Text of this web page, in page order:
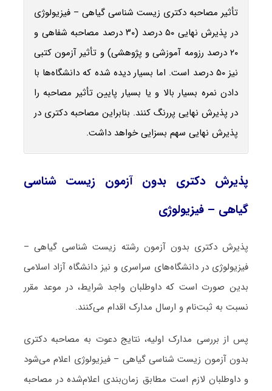
تأثیر مصاحبه دکتری زیست ‌شناسی گیاهی – فیزیولوژی
در پذیرش نهایی ۵۰ درصد (۳۰ درصد مصاحبه شفاهی و
۲۰ درصد رزومه آموزشی و پژوهشی) و تأثیر آزمون کتبی
نیز ۵۰ درصد است. اما بسیار دیده شده که دانشگاه‌ها با
دادن نمره بسیار بالا و یا بسیار پایین تأثیر مصاحبه را
در پذیرش نهایی پررنگ کنند. بنابراین مصاحبه دکتری در
پذیرش نهایی سهم بسزایی خواهد داشت.
پذیرش دکتری بدون آزمون زیست ‌شناسی
گیاهی – فیزیولوژی
پذیرش دکتری بدون آزمون رشته زیست ‌شناسی گیاهی –
فیزیولوژی در دانشگاه‌های سراسری و نیز دانشگاه آزاد اسلامی
بدین صورت است که داوطلبان واجد شرایط، در موعد مقرر
نسبت به ثبت‌نام و ارسال مدارک اقدام می‌کنند.
پس از بررسی مدارک اولیه، نتایج دعوت به مصاحبه دکتری
بدون آزمون زیست ‌شناسی گیاهی – فیزیولوژی اعلام می‌شود
و داوطلبان لازم است مطابق زمان‌بندی اعلام‌شده در مصاحبه